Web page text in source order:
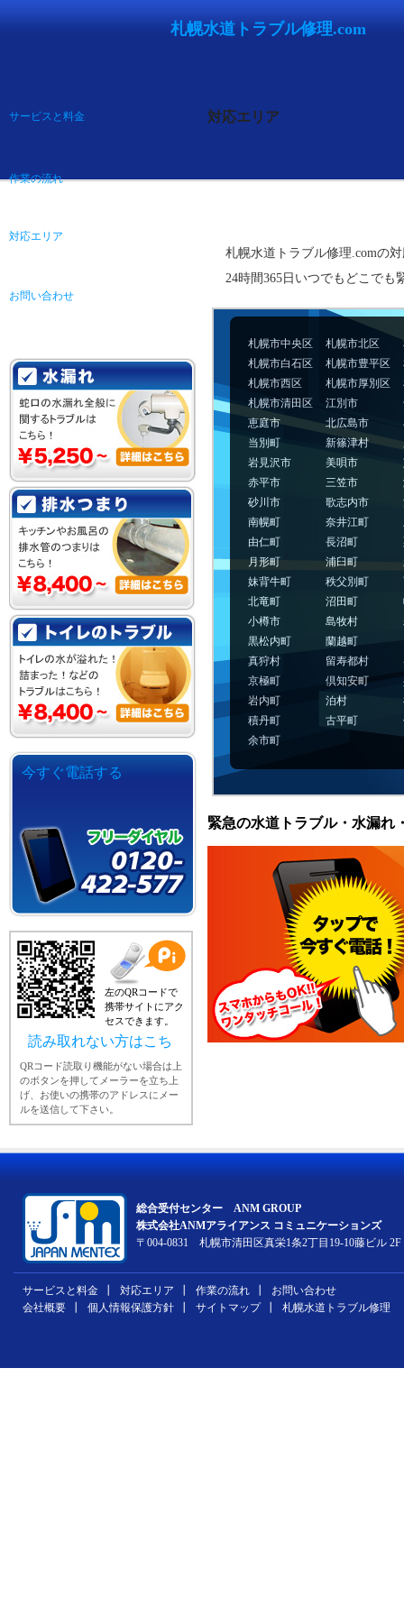
札幌水道トラブル修理.com
対応エリア
札幌水道トラブル修理.comの
24時間365日いつでもどこでも
札幌市中央区 札幌市北区
札幌市白石区
札幌市豊平区
札幌市西区
札幌市厚別区
札幌市清田区
江別市
恵庭市
北広島市
当別町
新篠津村
岩見沢市
美唄市
赤平市
三笠市
砂川市
歌志内市
南幌町
奈井江町
由仁町
長沼町
月形町
浦臼町
妹背牛町
秩父別町
北竜町
沼田町
小樽市
島牧村
黒松内町
蘭越町
真狩村
留寿都村
京極町
倶知安町
岩内町
泊村
積丹町
古平町
余市町
緊急の水道トラブル・水漏
サービスと料金
作業の流れ
対応エリア
お問い合わせ
今すぐ電話する
左のQRコードで
携帯サイトにアク
セスできます。
読み取れない方はこちら
QRコード読取り機能がない場合は上
のボタンを押してメーラーを立ち上
げ、お使いの携帯のアドレスにメー
ルを送信して下さい。
総合受付センター ANM GROUP
株式会社ANMアライアンス コミュニケーションズ
〒004-0831 札幌市清田区真栄1条2丁目19-10藤ビル 2F
サービスと料金 対応エリア 作業の流れ
お問い合わせ
会社概要
個人情報保護方針 サイトマップ 札幌水道トラブル修理